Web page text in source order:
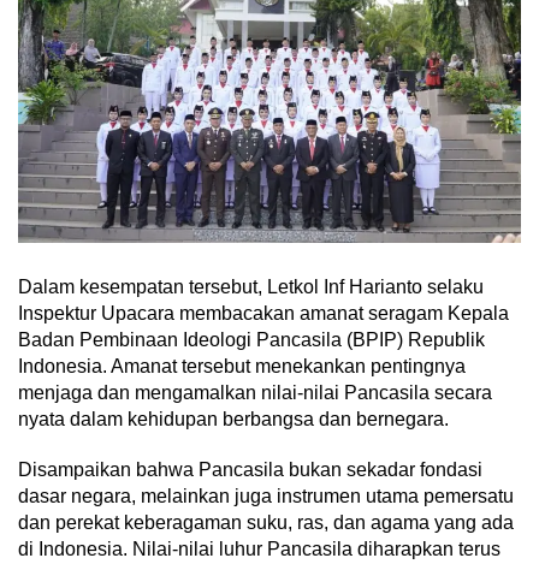
Dalam kesempatan tersebut, Letkol Inf Harianto selaku
Inspektur Upacara membacakan amanat seragam Kepala
Badan Pembinaan Ideologi Pancasila (BPIP) Republik
Indonesia. Amanat tersebut menekankan pentingnya
menjaga dan mengamalkan nilai-nilai Pancasila secara
nyata dalam kehidupan berbangsa dan bernegara.
Disampaikan bahwa Pancasila bukan sekadar fondasi
dasar negara, melainkan juga instrumen utama pemersatu
dan perekat keberagaman suku, ras, dan agama yang ada
di Indonesia. Nilai-nilai luhur Pancasila diharapkan terus